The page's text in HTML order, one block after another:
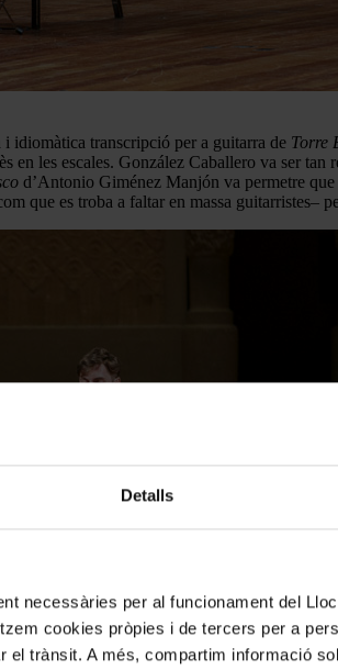
Detalls
necessàries per al funcionament del
cookies pròpies i de tercers per a
trànsit. A més, compartim informació
idiomàtica transcripció per a guitarra de Torre
les escales. González Caballero va ser
d’Antonio Giménez Manjón va permetre
que es troba a faltar en massa guitarristes–